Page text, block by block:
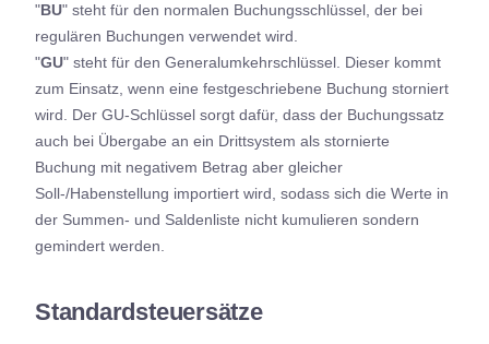
"BU" steht für den normalen Buchungsschlüssel, der bei
regulären Buchungen verwendet wird.
"GU" steht für den Generalumkehrschlüssel. Dieser kommt
zum Einsatz, wenn eine festgeschriebene Buchung storniert
wird. Der GU-Schlüssel sorgt dafür, dass der Buchungssatz
auch bei Übergabe an ein Drittsystem als stornierte
Buchung mit negativem Betrag aber gleicher
Soll-/Habenstellung importiert wird, sodass sich die Werte in
der Summen- und Saldenliste nicht kumulieren sondern
gemindert werden.
Standardsteuersätze